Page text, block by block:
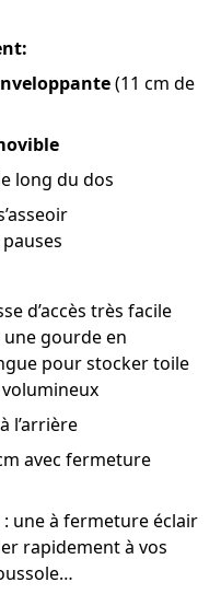
(11 cm de
long du dos
d’accès très facile
gourde en
pour stocker toile
à l’arrière
avec fermeture
une à fermeture éclair
rapidement à vos